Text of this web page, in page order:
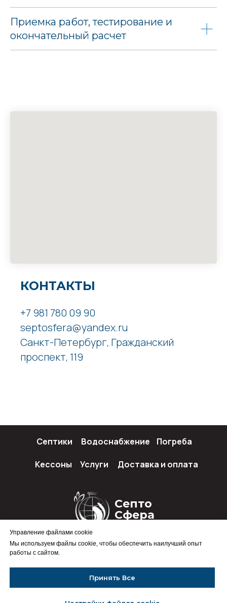
Управление файлами cookie
Мы используем файлы cookie, чтобы обеспечить наилучший опыт
работы с сайтом.
Принять Все
Приемка работ, тестирование и
окончательный расчет
КОНТАКТЫ
+7 981 780 09 90
septosfera@yandex.ru
Санкт-Петербург, Гражданский
проспект, 119
Септо
Сфера
Септики Водоснабжение Погреба
Кессоны Услуги Доставка и оплата
Политика конфиденциальности